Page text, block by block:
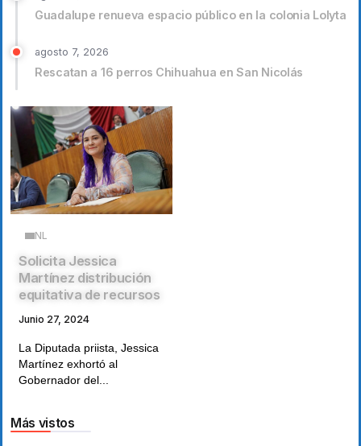
Guadalupe renueva espacio público en la colonia Lolyta
agosto 7, 2026
Rescatan a 16 perros Chihuahua en San Nicolás
NL
Solicita Jessica
Martínez distribución
equitativa de recursos
Junio 27, 2024
La Diputada priista, Jessica
Martínez exhortó al
Gobernador del...
Más vistos